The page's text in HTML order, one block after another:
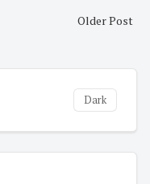
Older Post
Dark